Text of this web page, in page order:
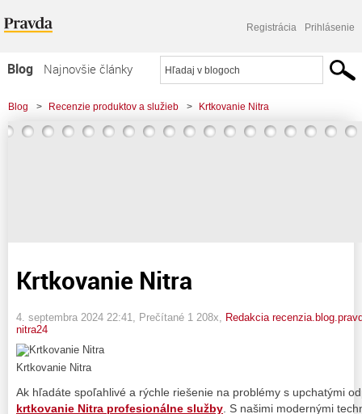
Registrácia Prihlásenie
Blog
Najnovšie články
Najčítanejšie články
Najkomentovanejšie články
Blog > Recenzie produktov a služieb > Krtkovanie Nitra
Krtkovanie Nitra
4. septembra 2024 22:41 , Prečítané 1 208x, Redakcia
nitra24
Krtkovanie Nitra
Ak hľadáte spoľahlivé a rýchle riešenie na problémy s upchatými
krtkovanie Nitra profesionálne služby . S našimi modernými